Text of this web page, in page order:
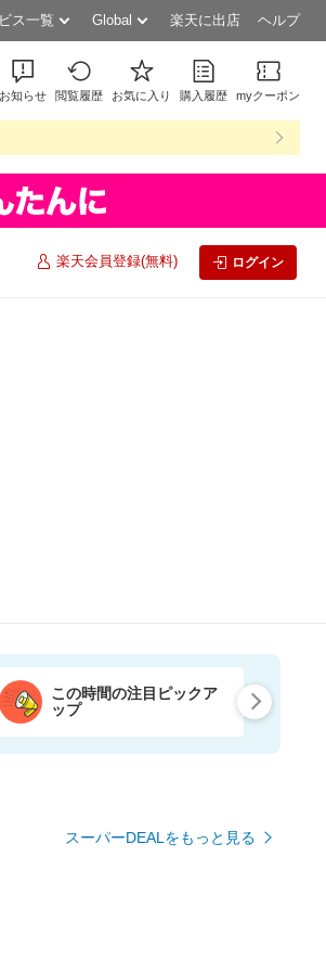
ス一覧 Global 楽天に出店 ヘルプ
お知らせ 閲覧履歴 お気に入り 購入履歴 myクーポン
楽天会員登録(無料) ログイン
この時間の注目ピックア
ップ
スーパーDEALをもっと見る